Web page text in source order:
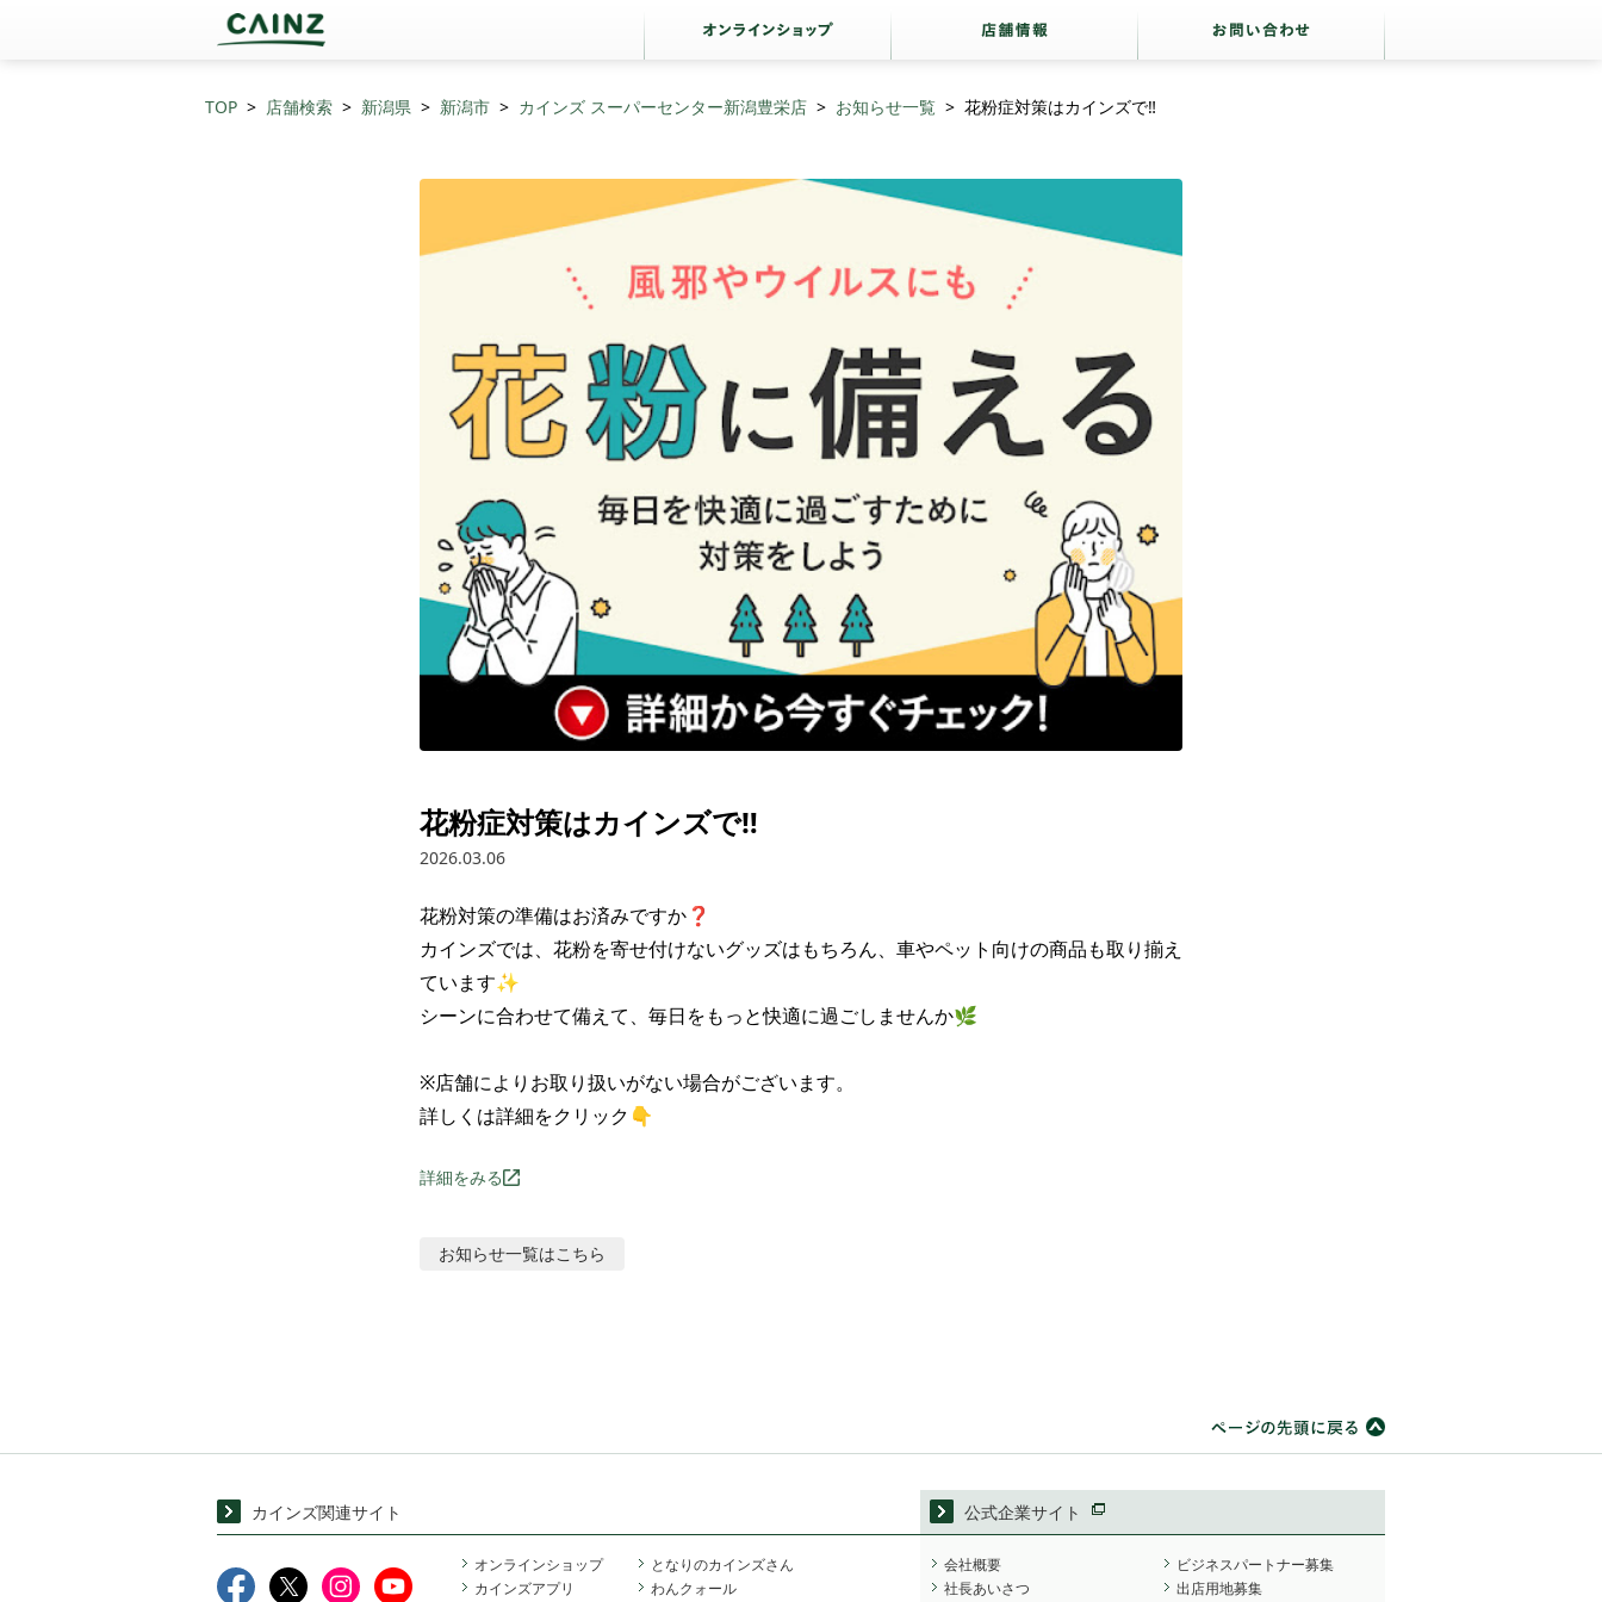
TOP 店舗検索 新潟県 新潟市 カインズ スーパーセンター新潟豊栄店 お知らせ一覧 花粉症対策はカインズで‼️
花粉症対策はカインズで‼️
2026.03.06
花粉対策の準備はお済みですか❓
カインズでは、花粉を寄せ付けないグッズはもちろん、車やペット向けの商品も取り揃え
ています✨
シーンに合わせて備えて、毎日をもっと快適に過ごしませんか🌿
※店舗によりお取り扱いがない場合がございます。
詳しくは詳細をクリック👇
詳細をみる
お知らせ一覧はこちら
カインズ関連サイト
オンラインショップ
カインズアプリ
となりのカインズさん
わんクォール
公式企業サイト
会社概要
社長あいさつ
ビジネスパートナー募集
出店用地募集